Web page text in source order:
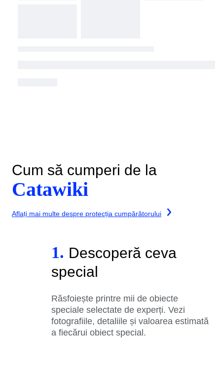
Cum să cumperi de la
Catawiki
Aflați mai multe despre protecția cumpărătorului
1. Descoperă ceva
special
Răsfoiește printre mii de obiecte
speciale selectate de experți. Vezi
fotografiile, detaliile și valoarea estimată
a fiecărui obiect special.